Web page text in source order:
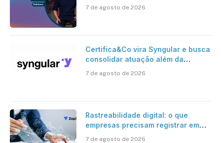
7 de agosto de 2026
Certifica&Co vira Syngular e busca
consolidar atuação além da
7 de agosto de 2026
Rastreabilidade digital: o que
empresas precisam registrar em
7 de agosto de 2026